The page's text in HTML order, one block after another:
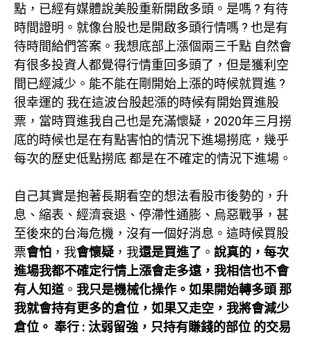
點，已經有媒體說美股重新開啟多頭。是嗎 ? 有待
時間證明。就像台股也是開啟多頭行情嗎 ? 也是有
待時間給們答案。我想底部上漲個兩三千點 自然會
有很多投資人都覺得行情重回多頭了，但是獲利空
間已經減少。能不能在剛開始上漲的時候就買進 ?
很幸運的 我在這波台股起漲的時候有開始買進股
票，當時買進我自己也是充滿懷疑，2020年三月撈
底的時候也是在有點害怕的情況下進場撈底，幾乎
每次的歷史低點撈底 都是在不確定的情況下進場。
自己其實是抱著長期看空的想法看股市後勢的，升
息、縮表、經濟衰退、停滯性通膨、烏惡戰爭，甚
至後來的台海危機，沒有一個好消息。這時候買股
票會怕 ，我會懷疑 ，我還是買進了 。 說真的，每次
進場我都不確定行情上漲會走多遠，我相信也不會
有人知道 。 我只是機械化操作。如果開始轉多頭 那
我就會持有更多的倉位，如果又走空，我將會減少
倉位。 奉行 : 汰弱留強，只持有賺錢的部位 的交易